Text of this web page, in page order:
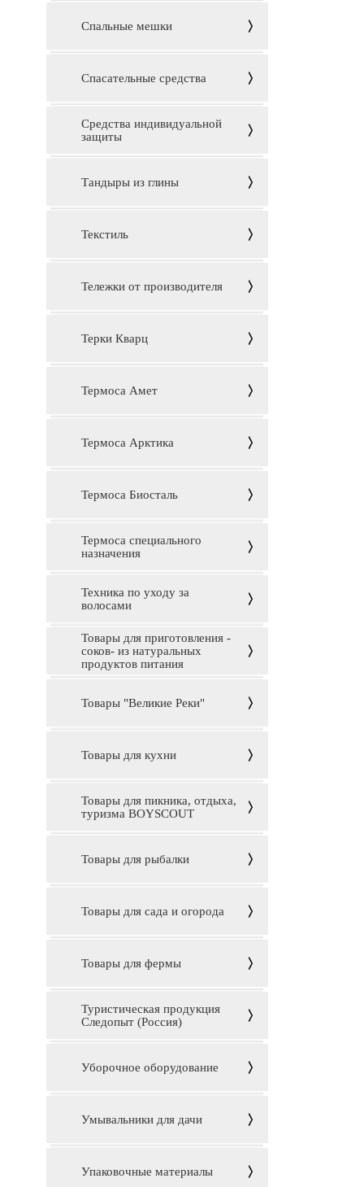
Спальные мешки
Спасательные средства
Средства индивидуальной
защиты
Тандыры из глины
Текстиль
Тележки от производителя
Терки Кварц
Термоса Амет
Термоса Арктика
Термоса Биосталь
Термоса специального
назначения
Техника по уходу за
волосами
Товары для приготовления -
соков- из натуральных
продуктов питания
Товары "Великие Реки"
Товары для кухни
Товары для пикника, отдыха,
туризма BOYSCOUT
Товары для рыбалки
Товары для сада и огорода
Товары для фермы
Туристическая продукция
Следопыт (Россия)
Уборочное оборудование
Умывальники для дачи
Упаковочные материалы